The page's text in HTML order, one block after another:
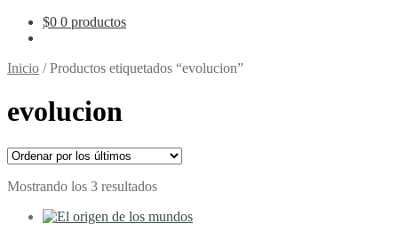
$0 0 productos
Inicio /Productos etiquetados “evolucion”
evolucion
Mostrando los 3 resultadosOrdenado
los